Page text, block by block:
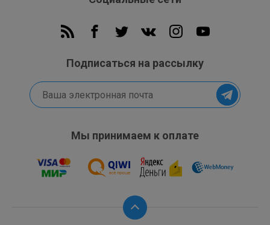
Новая универсальная система камер iPhone 16 позволяет
48-мегапиксельная камера Fusion "два в одном"
разрешением или увеличивать изображение с помощью
телеобъектива оптического качества в 2 раза.
Сверхширокоугольная камера снимает макроснимки
все равно что иметь четыре объектива в кармане. С
фотографии и видео в формате 3D, которые можно
Сверхширокая камера. Сосредоточьтесь на мелочах.
Подписаться на рассылку
Мы принимаем к оплате